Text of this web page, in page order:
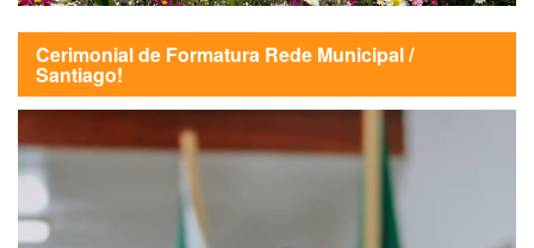
Cerimonial de Formatura Rede Municipal /
Santiago!